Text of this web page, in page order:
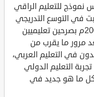
نموذج للتعليم الراقي
في التوسع التدريجي
ضمن خطتها، لذلك بدأت في عام 2007م بصرحين تعليميين
مرور ما يقرب من
في التعليم العربي،
التعليم الدولي
كل ما هو جديد في